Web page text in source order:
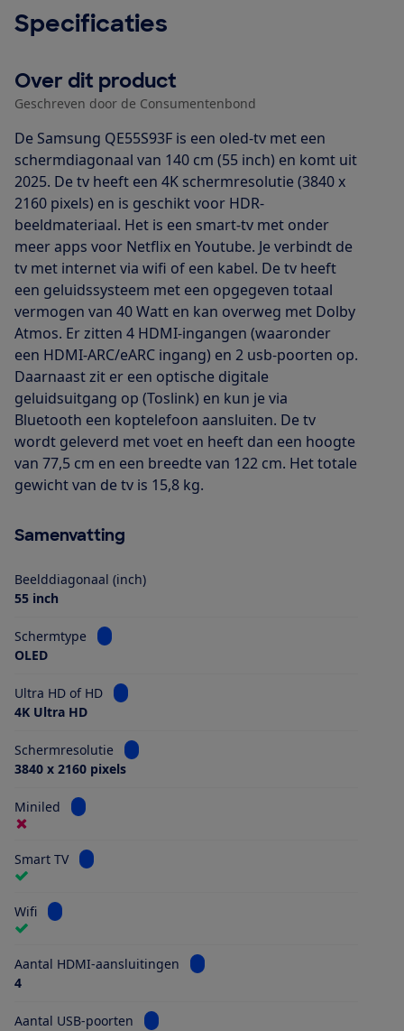
Specificaties
Over dit product
Geschreven door de Consumentenbond
De Samsung QE55S93F is een oled-tv met een
schermdiagonaal van 140 cm (55 inch) en komt uit
2025. De tv heeft een 4K schermresolutie (3840 x
2160 pixels) en is geschikt voor HDR-
beeldmateriaal. Het is een smart-tv met onder
meer apps voor Netflix en Youtube. Je verbindt de
tv met internet via wifi of een kabel. De tv heeft
een geluidssysteem met een opgegeven totaal
vermogen van 40 Watt en kan overweg met Dolby
Atmos. Er zitten 4 HDMI-ingangen (waaronder
een HDMI-ARC/eARC ingang) en 2 usb-poorten op.
Daarnaast zit er een optische digitale
geluidsuitgang op (Toslink) en kun je via
Bluetooth een koptelefoon aansluiten. De tv
wordt geleverd met voet en heeft dan een hoogte
van 77,5 cm en een breedte van 122 cm. Het totale
gewicht van de tv is 15,8 kg.
Samenvatting
Beelddiagonaal (inch)
55 inch
Schermtype
Bekijk informatie voor Schermtype
OLED
Ultra HD of HD
Bekijk informatie voor Ultra HD of HD
4K Ultra HD
Schermresolutie
Bekijk informatie voor Schermresolutie
3840 x 2160 pixels
Miniled Bekijk informatie voor Miniled
Smart TV Bekijk informatie voor Smart TV
Wifi Bekijk informatie voor Wifi
Aantal HDMI-aansluitingen
Bekijk informatie voor Aantal
4
Aantal USB-poorten
Bekijk informatie voor Aantal USB-poorten